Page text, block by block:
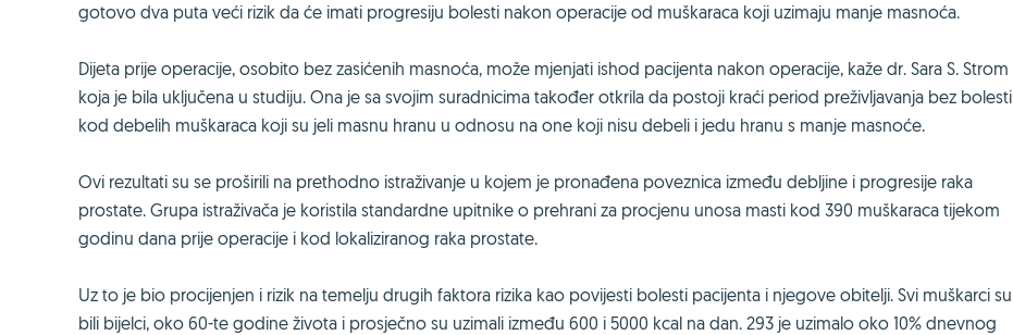
gotovo dva puta veći rizik da će imati progresiju bolesti nakon operacije od muškaraca koji uzimaju manje masnoća.
Dijeta prije operacije, osobito bez zasićenih masnoća, može mjenjati ishod pacijenta nakon operacije, kaže dr. Sara S. Strom
koja je bila uključena u studiju. Ona je sa svojim suradnicima također otkrila da postoji kraći period preživljavanja bez bolesti
kod debelih muškaraca koji su jeli masnu hranu u odnosu na one koji nisu debeli i jedu hranu s manje masnoće.
Ovi rezultati su se proširili na prethodno istraživanje u kojem je pronađena poveznica između debljine i progresije raka
prostate. Grupa istraživača je koristila standardne upitnike o prehrani za procjenu unosa masti kod 390 muškaraca tijekom
godinu dana prije operacije i kod lokaliziranog raka prostate.
Uz to je bio procijenjen i rizik na temelju drugih faktora rizika kao povijesti bolesti pacijenta i njegove obitelji. Svi muškarci su
bili bijelci, oko 60-te godine života i prosječno su uzimali između 600 i 5000 kcal na dan. 293 je uzimalo oko 10% dnevnog